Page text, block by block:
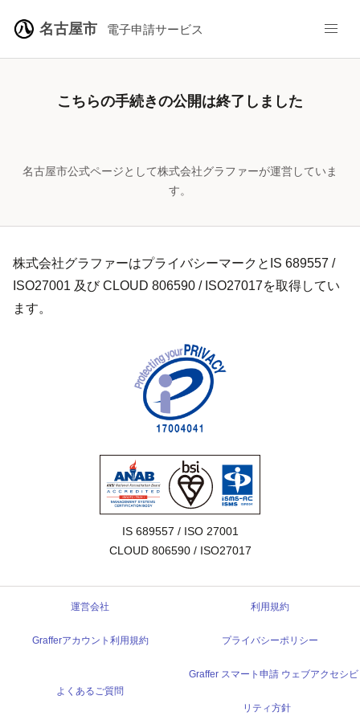
名古屋市 電子申請サービス
こちらの手続きの公開は終了しました
名古屋市公式ページとして株式会社グラファーが運営していま
す。
株式会社グラファーはプライバシーマークとIS 689557 /
ISO27001 及び CLOUD 806590 / ISO27017を取得してい
ます。
IS 689557 / ISO 27001
CLOUD 806590 / ISO27017
運営会社 利用規約
Grafferアカウント利用規約 プライバシーポリシー
よくあるご質問
Graffer スマート申請 ウェブアクセシビ
リティ方針